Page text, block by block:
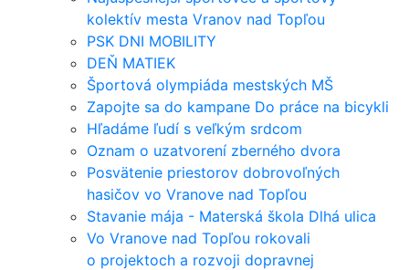
kolektív mesta Vranov nad Topľou
PSK DNI MOBILITY
DEŇ MATIEK
Športová olympiáda mestských MŠ
Zapojte sa do kampane Do práce na bicykli
Hľadáme ľudí s veľkým srdcom
Oznam o uzatvorení zberného dvora
Posvätenie priestorov dobrovoľných
hasičov vo Vranove nad Topľou
Stavanie mája - Materská škola Dlhá ulica
Vo Vranove nad Topľou rokovali
o projektoch a rozvoji dopravnej